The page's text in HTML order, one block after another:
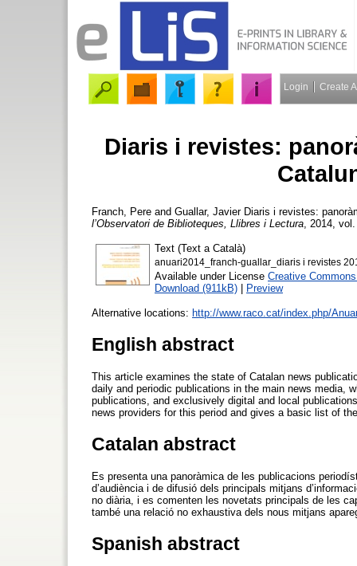
Login Create
Diaris i revistes:
Franch, Pere and Guallar, JavierDiaris i revistes:
l’Observatori de Biblioteques, Llibres i Lectura , 2014,
Text (Text a Català)
anuari2014_franch-guallar_diaris i revistes
Available under License Creative
Download (911kB) | Preview
Alternative locations: http://www.raco.cat/index.php/
English abstract
This article examines the state of Catalan news
daily and periodic publications in the main news media,
publications, and exclusively digital and local
news providers for this period and gives a basic list of
Catalan abstract
Es presenta una panoràmica de les publicacions
d’audiència i de difusió dels principals mitjans
no diària, i es comenten les novetats principals de les
també una relació no exhaustiva dels nous mitjans
Spanish abstract